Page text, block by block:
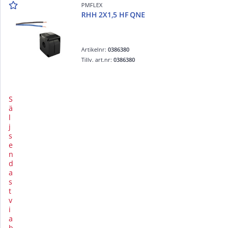
PMFLEX
RHH 2X1,5 HF QNE
Artikelnr:0386380
Tillv. art.nr:0386380
S
ä
l
j
s
e
n
d
a
s
t
v
i
a